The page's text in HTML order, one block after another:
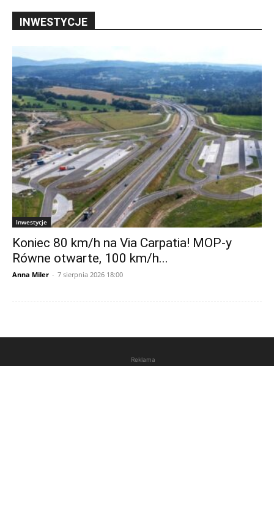
INWESTYCJE
Inwestycje
Koniec 80 km/h na Via Carpatia! MOP-y
Równe otwarte, 100 km/h...
Anna Miler - 7 sierpnia 2026 18:00
Reklama